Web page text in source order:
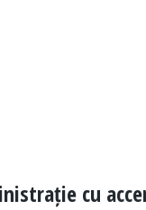
cu